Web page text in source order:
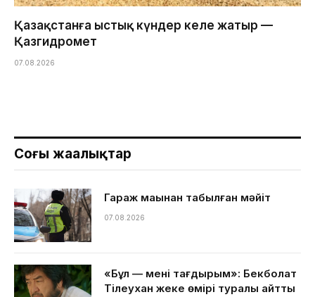
Қазақстанға ыстық күндер келе жатыр —
Қазгидромет
07.08.2026
Соңғы жаңалықтар
Гараж маңынан табылған мәйіт
07.08.2026
«Бұл — менің тағдырым»: Бекболат
Тілеухан жеке өмірі туралы айтты